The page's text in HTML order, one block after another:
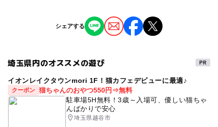
・本イベントは、同時に多くの方が集まらないようなご家
族単位での完全予約制での撮影・面談をいたします。新型
コロナウィルスの対策もしておりますので、詳細はホーム
ページをご確認ください。
・ご予約は「お1人様1枠のみ」となります。お友達とご参
加いただく場合は、各自お申し込みください。
会場は店舗やショッピングセンター施設の共有部などでの
開催で、密閉された場所ではございません。
人の手が触れる箇所等は定期的に消毒いたします。
・スタッフのマスク着用
カメラマンおよび当日対応スタッフには、原則マスクの着
用いたします。
親子 ファミリー ベビー
ご家族で楽しめる FP相談 お金
記念写真 参加無料 子育て
GW(ゴールデンウィーク)
シェアする
埼玉県内のオススメの遊び
イオンレイクタウンmori 1F！猫カフェデビューに最適♪
クーポン 猫ちゃんのおやつ550円⇒無料
駐車場5H無料！3歳～入場可、優しい猫ちゃ
んばかりで安心
埼玉県越谷市